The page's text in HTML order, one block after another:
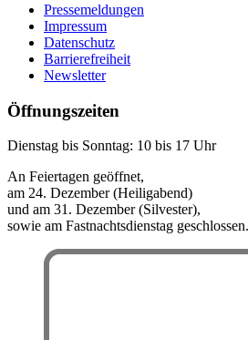
Pressemeldungen
Impressum
Datenschutz
Barrierefreiheit
Newsletter
Öffnungszeiten
Dienstag bis Sonntag: 10 bis 17 Uhr
An Feiertagen geöffnet,
am 24. Dezember (Heiligabend)
und am 31. Dezember (Silvester),
sowie am Fastnachtsdienstag geschlossen.